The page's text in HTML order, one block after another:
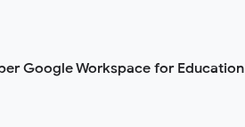
Google Workspace for Education